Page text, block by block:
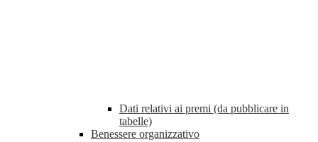
Dati relativi ai premi (da pubblicare in
tabelle)
Benessere organizzativo